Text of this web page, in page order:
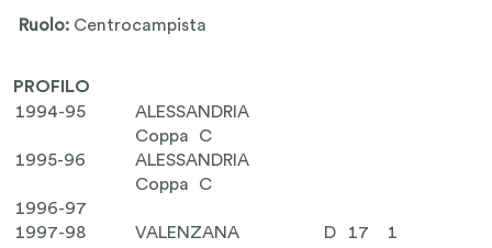
Ruolo: Centrocampista
PROFILO
1994-95
ALESSANDRIA
Coppa C
1995-96
ALESSANDRIA
Coppa C
1996-97
1997-98
VALENZANA D 17 1